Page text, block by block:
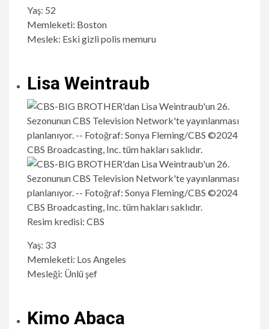
Yaş: 52
Memleketi: Boston
Meslek: Eski gizli polis memuru
Lisa Weintraub
Resim kredisi: CBS
Yaş: 33
Memleketi: Los Angeles
Mesleği: Ünlü şef
Kimo Abaca